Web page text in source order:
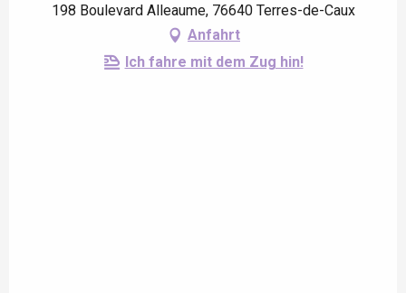
198 Boulevard Alleaume, 76640 Terres-de-Caux
Anfahrt
Ich fahre mit dem Zug hin!